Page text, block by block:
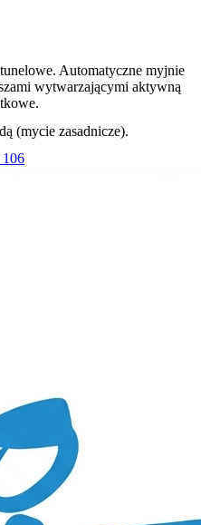
Automatyczne myjnie
wytwarzającymi aktywną
(mycie zasadnicze).